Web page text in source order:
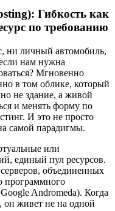
Гибкость как
по требованию
ни личный автомобиль,
нам нужна
Мгновенно
в том облике, который
не здание, а живой
и менять форму по
И это не просто
самой парадигмы.
или
единый пул ресурсов.
объединенных
программного
Andromeda). Когда
он живет не на одной